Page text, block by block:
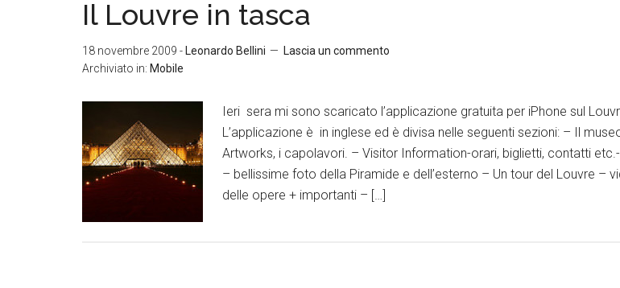
Il Louvre in tasca
18 novembre 2009 - Leonardo Bellini
Lascia un commento
Archiviato in: Mobile
Ieri sera mi sono scaricato l’applicazione gratuita per iPhone sul
L’applicazione è in inglese ed è divisa nelle seguenti sezioni: – Il
Artworks, i capolavori. – Visitor Information-orari, biglietti, contatti
– bellissime foto della Piramide e dell’esterno – Un tour del Louvre –
delle opere + importanti – […]